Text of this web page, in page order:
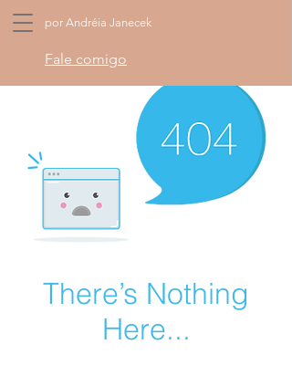
por Andréia Janecek
Fale comigo
There’s Nothing
Here...